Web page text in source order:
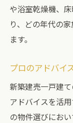
や浴室乾燥機、
り、どの年代の
ます。
プロのアドバイ
新築建売一戸建
アドバイスを活
の物件選びにお